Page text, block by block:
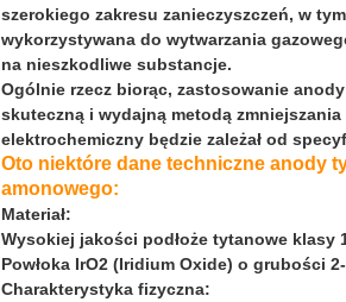
szerokiego zakresu zanieczyszczeń, w
wykorzystywana do wytwarzania
na nieszkodliwe substancje.
Ogólnie rzecz biorąc, zastosowanie
skuteczną i wydajną metodą
elektrochemiczny będzie zależał od
Oto niektóre dane techniczne anody
amonowego:
Materiał:
Wysokiej jakości podłoże tytanowe klasy
Powłoka IrO2 (Iridium Oxide) o grubości
Charakterystyka fizyczna: